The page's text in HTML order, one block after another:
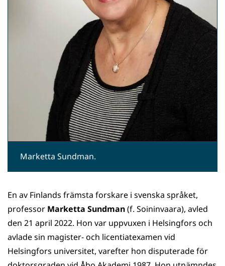
Marketta Sundman.
En av Finlands främsta forskare i svenska språket,
professor Marketta Sundman(f. Soininvaara), avled
den 21 april 2022. Hon var uppvuxen i Helsingfors och
avlade sin magister- och licentiatexamen vid
Helsingfors universitet, varefter hon disputerade för